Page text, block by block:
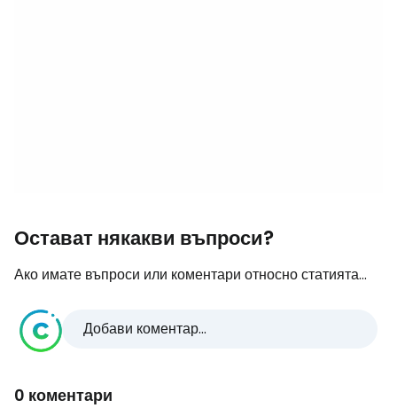
Остават някакви въпроси?
Ако имате въпроси или коментари относно статията...
Добави коментар...
0 коментари